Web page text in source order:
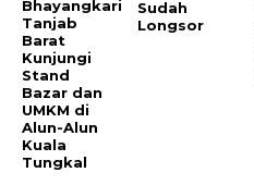
Bhayangkari
Tanjab
Barat
Kunjungi
Stand
Bazar dan
UMKM di
Alun-Alun
Kuala
Tungkal
Sudah
Longsor